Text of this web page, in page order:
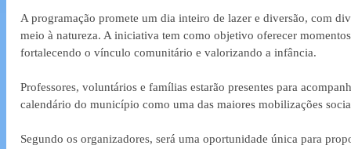
A programação promete um dia inteiro de lazer e diversão, com
meio à natureza. A iniciativa tem como objetivo oferecer
fortalecendo o vínculo comunitário e valorizando a infância.
Professores, voluntários e famílias estarão presentes para
calendário do município como uma das maiores mobilizações
Segundo os organizadores, será uma oportunidade única para